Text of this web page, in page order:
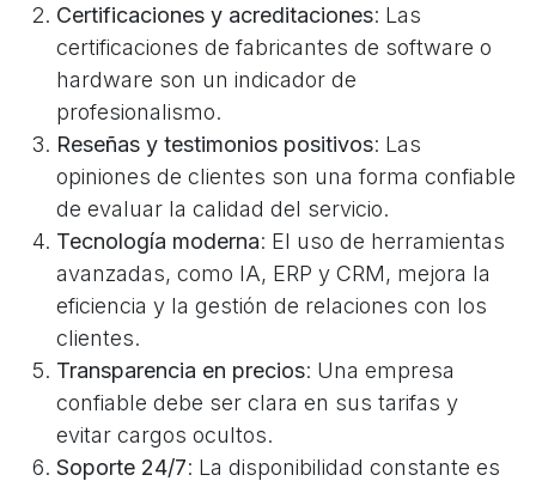
Certificaciones y acreditaciones: Las
certificaciones de fabricantes de software o
hardware son un indicador de
profesionalismo.
Reseñas y testimonios positivos: Las
opiniones de clientes son una forma confiable
de evaluar la calidad del servicio.
Tecnología moderna: El uso de herramientas
avanzadas, como IA, ERP y CRM, mejora la
eficiencia y la gestión de relaciones con los
clientes.
Transparencia en precios: Una empresa
confiable debe ser clara en sus tarifas y
evitar cargos ocultos.
Soporte 24/7: La disponibilidad constante es